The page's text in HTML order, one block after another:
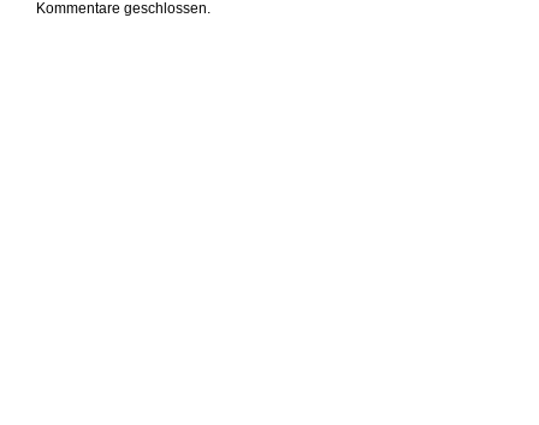
Kommentare geschlossen.